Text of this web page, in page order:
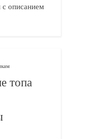
описанием
топа